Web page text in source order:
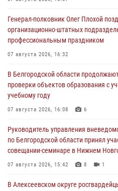
Генерал-полковник Олег Плохой
организационно-штатных
профессиональным праздником
07 августа 2026, 16:32
В Белгородской области
проверки объектов образования с
учебному году
07 августа 2026, 16:08 6
Руководитель управления
по Белгородской области принял
совещании-семинаре в Нижнем
07 августа 2026, 15:42 8 1
В Алексеевском округе